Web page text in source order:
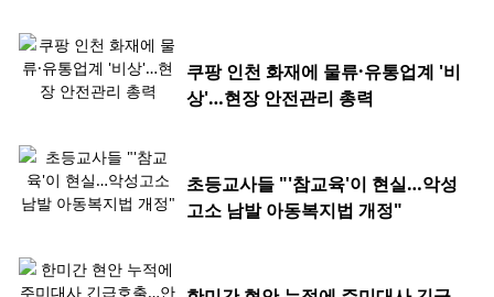
쿠팡 인천 화재에 물류·유통업계 '비
상'…현장 안전관리 총력
초등교사들 "'참교육'이 현실…악성
고소 남발 아동복지법 개정"